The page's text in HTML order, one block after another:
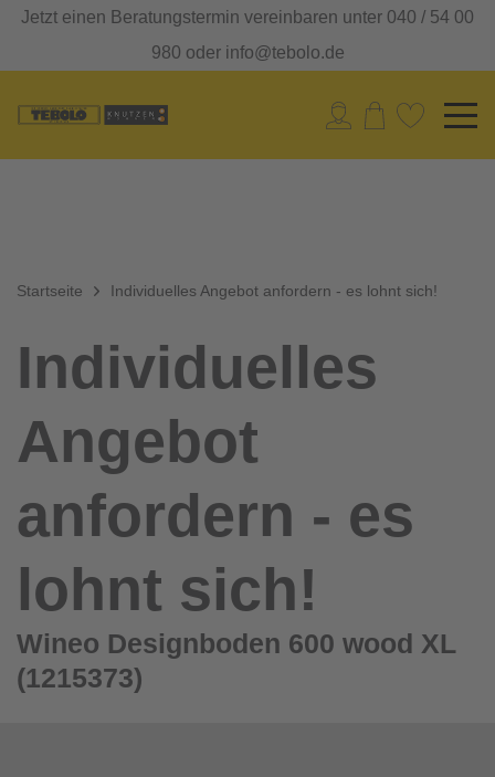
Jetzt einen Beratungstermin vereinbaren unter 040 / 54 00
980 oder info@tebolo.de
Startseite Individuelles Angebot anfordern - es lohnt sich!
Individuelles
Angebot
anfordern - es
lohnt sich!
Wineo Designboden 600 wood XL
(1215373)